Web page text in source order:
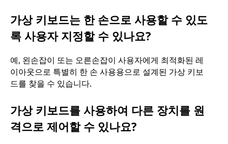
가상 키보드는 한 손으로 사용할 수 있도
록 사용자 지정할 수 있나요?
예, 왼손잡이 또는 오른손잡이 사용자에게 최적화된 레
이아웃으로 특별히 한 손 사용용으로 설계된 가상 키보
드를 찾을 수 있습니다.
가상 키보드를 사용하여 다른 장치를 원
격으로 제어할 수 있나요?